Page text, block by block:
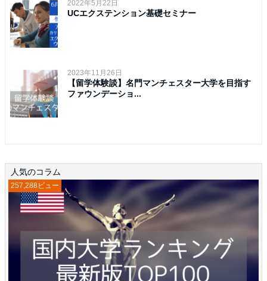
2022年5月22日
UCエクステンション基礎セミナー
2023年11月26日
【留学体験談】名門マンチェスター大学を目指す
ファウンデーショ...
人気のコラム
257,288ビュー